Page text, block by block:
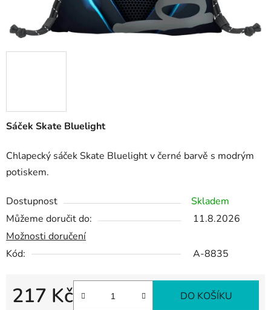
Sáček Skate Bluelight
Chlapecký sáček Skate Bluelight v černé barvě s modrým
potiskem.
Dostupnost
Skladem
Můžeme doručit do:
11.8.2026
Možnosti doručení
Kód:
A-8835
217 Kč DO KOŠÍKU